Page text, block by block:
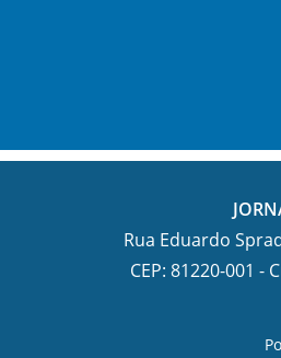
Rua Eduardo
CEP: 81220-001 -